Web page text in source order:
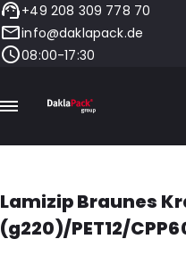
+49 208 309 778 70
info@daklapack.de
08:00-17:30
Lamizip Braunes
(g220)/PET12/